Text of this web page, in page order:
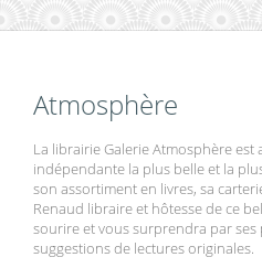
Atmosphère
La librairie Galerie Atmosphère est
indépendante la plus belle et la
son assortiment en livres, sa
Renaud libraire et hôtesse de ce
sourire et vous surprendra par
suggestions de lectures originales.